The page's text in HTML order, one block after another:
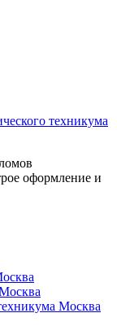
техникума
оформление и
Москва